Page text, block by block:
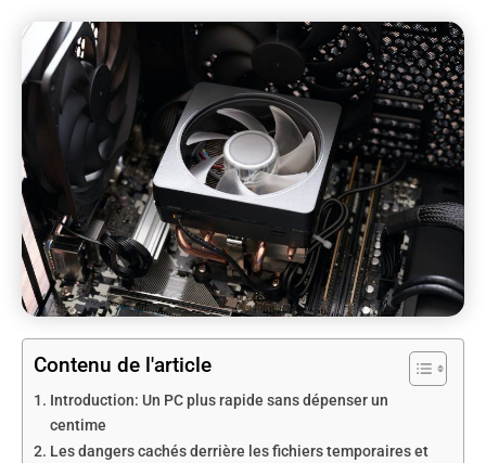
Contenu de l'article
Introduction: Un PC plus rapide sans dépenser un
centime
Les dangers cachés derrière les fichiers temporaires et